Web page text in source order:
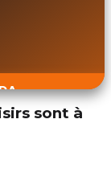
sont à